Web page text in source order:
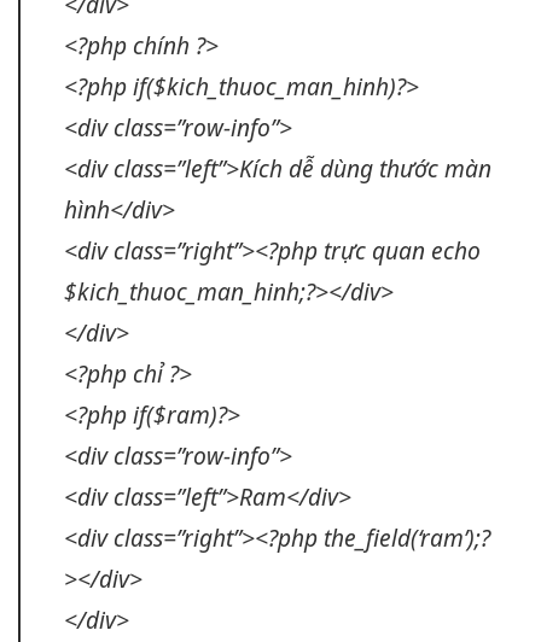
<?php chính ?>
<?php if($kich_thuoc_man_hinh)?>
<div class=”row-info”>
<div class=”left”>Kích dễ dùng thước màn
hình</div>
<div class=”right”><?php trực quan echo
$kich_thuoc_man_hinh;?></div>
</div>
<?php chỉ ?>
<?php if($ram)?>
<div class=”row-info”>
<div class=”left”>Ram</div>
<div class=”right”><?php the_field(‘ram’);?
></div>
</div>